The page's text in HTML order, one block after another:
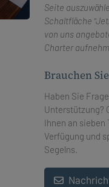
Seite
Schaltfläche
von uns
Charter
Brauchen
Haben Sie
Unterstützung?
Ihnen an sieben
Verfügung und
Segelns.